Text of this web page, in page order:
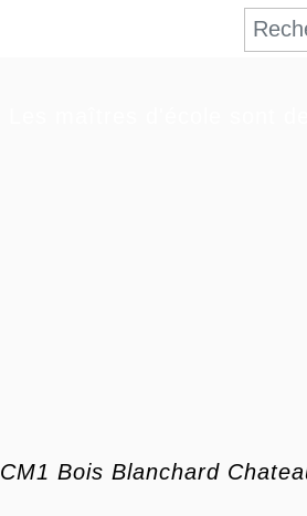
CM1 Bois Blanchard